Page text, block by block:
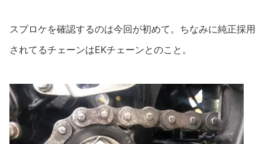
スプロケを確認するのは今回が初めて。ちなみに純正採用
されてるチェーンはEKチェーンとのこと。